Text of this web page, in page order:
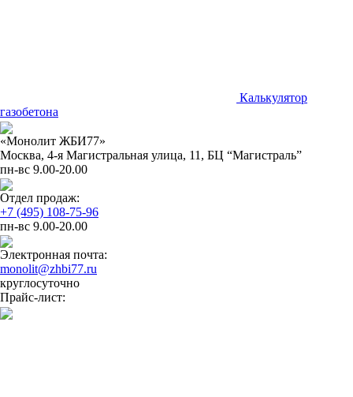
Калькулятор
газобетона
«Монолит ЖБИ77»
Москва, 4-я Магистральная улица, 11, ​БЦ “Магистраль”
пн-вс 9.00-20.00
Отдел продаж:
+7 (495) 108-75-96
пн-вс 9.00-20.00
Электронная почта:
monolit@zhbi77.ru
круглосуточно
Прайс-лист: